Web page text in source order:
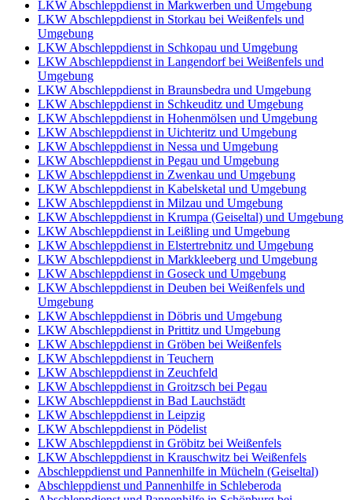
LKW Abschleppdienst in Markwerben und Umgebung
LKW Abschleppdienst in Storkau bei Weißenfels und
Umgebung
LKW Abschleppdienst in Schkopau und Umgebung
LKW Abschleppdienst in Langendorf bei Weißenfels und
Umgebung
LKW Abschleppdienst in Braunsbedra und Umgebung
LKW Abschleppdienst in Schkeuditz und Umgebung
LKW Abschleppdienst in Hohenmölsen und Umgebung
LKW Abschleppdienst in Uichteritz und Umgebung
LKW Abschleppdienst in Nessa und Umgebung
LKW Abschleppdienst in Pegau und Umgebung
LKW Abschleppdienst in Zwenkau und Umgebung
LKW Abschleppdienst in Kabelsketal und Umgebung
LKW Abschleppdienst in Milzau und Umgebung
LKW Abschleppdienst in Krumpa (Geiseltal) und Umgebung
LKW Abschleppdienst in Leißling und Umgebung
LKW Abschleppdienst in Elstertrebnitz und Umgebung
LKW Abschleppdienst in Markkleeberg und Umgebung
LKW Abschleppdienst in Goseck und Umgebung
LKW Abschleppdienst in Deuben bei Weißenfels und
Umgebung
LKW Abschleppdienst in Döbris und Umgebung
LKW Abschleppdienst in Prittitz und Umgebung
LKW Abschleppdienst in Gröben bei Weißenfels
LKW Abschleppdienst in Teuchern
LKW Abschleppdienst in Zeuchfeld
LKW Abschleppdienst in Groitzsch bei Pegau
LKW Abschleppdienst in Bad Lauchstädt
LKW Abschleppdienst in Leipzig
LKW Abschleppdienst in Pödelist
LKW Abschleppdienst in Gröbitz bei Weißenfels
LKW Abschleppdienst in Krauschwitz bei Weißenfels
Abschleppdienst und Pannenhilfe in Mücheln (Geiseltal)
Abschleppdienst und Pannenhilfe in Schleberoda